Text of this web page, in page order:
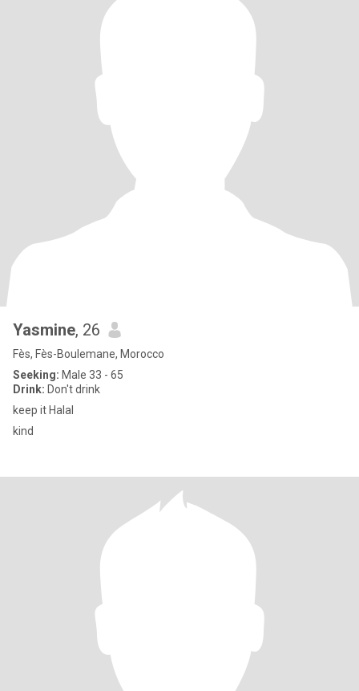
Yasmine, 26
Fès, Fès-Boulemane, Morocco
Seeking: Male 33 - 65
Drink: Don't drink
keep it Halal
kind